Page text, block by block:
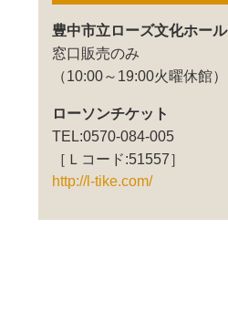
豊中市立ローズ文化ホール
窓口販売のみ
（10:00～19:00火曜休館）
ローソンチケット
TEL:0570-084-005
［Ｌコード:51557］
http://l-tike.com/